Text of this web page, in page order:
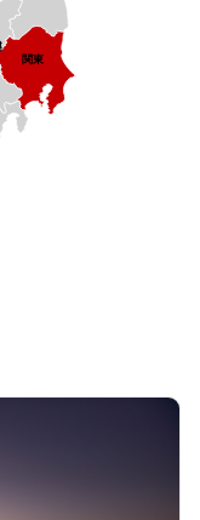
関東